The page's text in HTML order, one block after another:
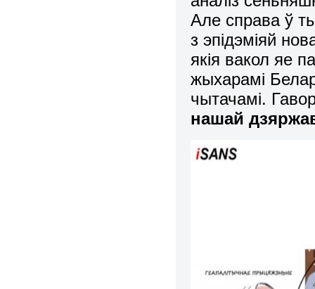
Але справа ў
з эпідэміяй
якія вакол яе
жыхарамі
чытачамі.
нашай